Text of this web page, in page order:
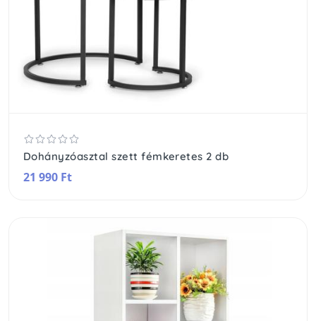
Dohányzóasztal szett fémkeretes 2 db
21 990 Ft